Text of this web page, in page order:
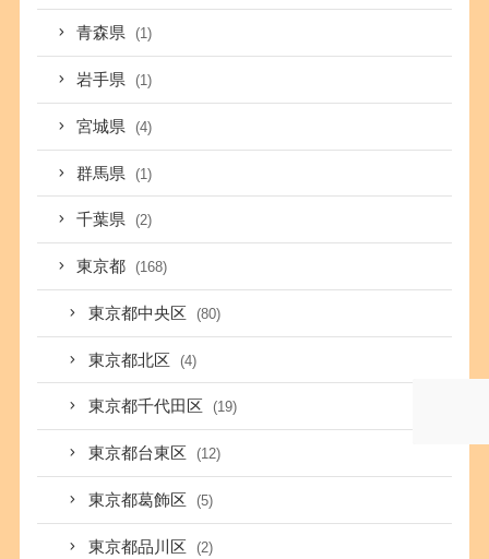
青森県 (1)
岩手県 (1)
宮城県 (4)
群馬県 (1)
千葉県 (2)
東京都 (168)
東京都中央区 (80)
東京都北区 (4)
東京都千代田区 (19)
東京都台東区 (12)
東京都葛飾区 (5)
東京都品川区 (2)